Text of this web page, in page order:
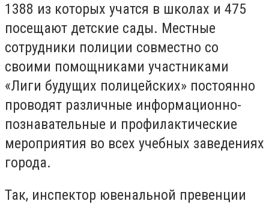
1388 из которых учатся в школах и 475
посещают детские сады. Местные
сотрудники полиции совместно со
своими помощниками участниками
«Лиги будущих полицейских» постоянно
проводят различные информационно-
познавательные и профилактические
мероприятия во всех учебных заведениях
города.
Так, инспектор ювенальной превенции